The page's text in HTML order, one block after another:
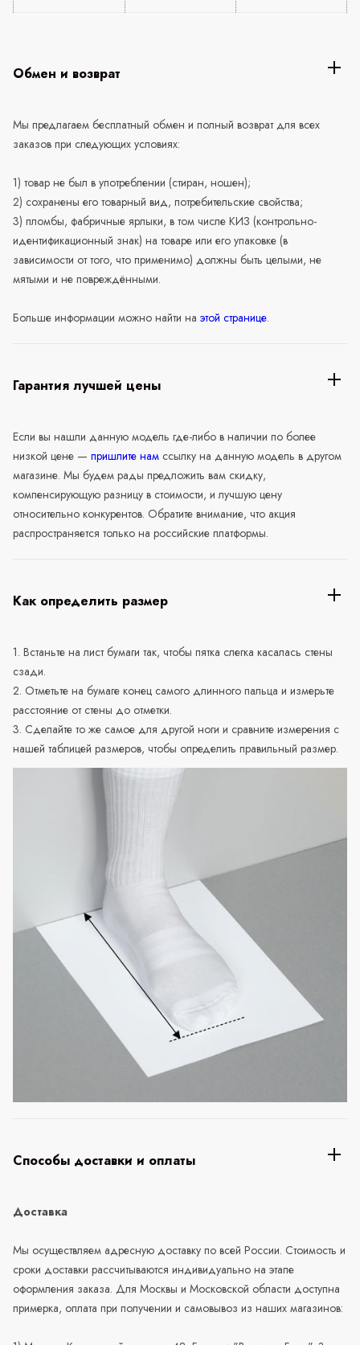
Обмен и возврат
Мы предлагаем бесплатный обмен и полный возврат для всех
заказов при следующих условиях:
1) товар не был в употреблении (стиран, ношен);
2) сохранены его товарный вид, потребительские свойства;
3) пломбы, фабричные ярлыки, в том числе КИЗ (контрольно-
идентификационный знак) на товаре или его упаковке (в
зависимости от того, что применимо) должны быть целыми, не
мятыми и не повреждёнными.
Больше информации можно найти на этой странице.
Гарантия лучшей цены
Если вы нашли данную модель где-либо в наличии по более
низкой цене — пришлите нам ссылку на данную модель в другом
магазине. Мы будем рады предложить вам скидку,
компенсирующую разницу в стоимости, и лучшую цену
относительно конкурентов. Обратите внимание, что акция
распространяется только на российские платформы.
Как определить размер
1. Встаньте на лист бумаги так, чтобы пятка слегка касалась стены
сзади.
2. Отметьте на бумаге конец самого длинного пальца и измерьте
расстояние от стены до отметки.
3. Сделайте то же самое для другой ноги и сравните измерения с
нашей таблицей размеров, чтобы определить правильный размер.
Способы доставки и оплаты
Доставка
Мы осуществляем адресную доставку по всей России. Стоимость и
сроки доставки рассчитываются индивидуально на этапе
оформления заказа. Для Москвы и Московской области доступна
примерка, оплата при получении и самовывоз из наших магазинов: